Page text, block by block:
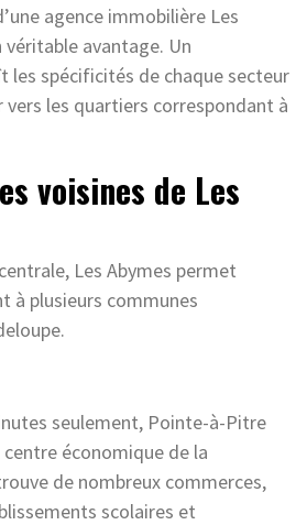
agence immobilière Les
avantage. Un
les spécificités de chaque secteur
les quartiers correspondant à
voisines de Les
Les Abymes permet
à plusieurs communes
seulement, Pointe-à-Pitre
économique de la
de nombreux commerces,
scolaires et